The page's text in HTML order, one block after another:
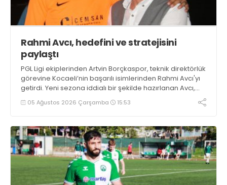
Rahmi Avcı, hedefini ve stratejisini
paylaştı
PGL Ligi ekiplerinden Artvin Borçkaspor, teknik direktörlük
görevine Kocaeli’nin başarılı isimlerinden Rahmi Avcı'yı
getirdi. Yeni sezona iddialı bir şekilde hazırlanan Avcı,
duygularını aktardı.
05 Ağustos 2026 Çarşamba 15:53